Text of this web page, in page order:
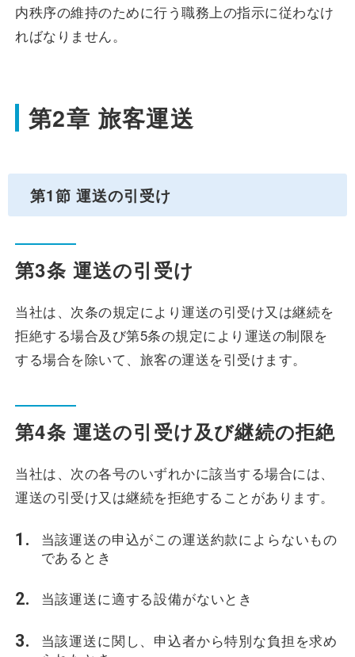
内秩序の維持のために行う職務上の指示に従わなけ
ればなりません。
第2章 旅客運送
第1節 運送の引受け
第3条 運送の引受け
当社は、次条の規定により運送の引受け又は継続を
拒絶する場合及び第5条の規定により運送の制限を
する場合を除いて、旅客の運送を引受けます。
第4条 運送の引受け及び継続の拒絶
当社は、次の各号のいずれかに該当する場合には、
運送の引受け又は継続を拒絶することがあります。
当該運送の申込がこの運送約款によらないもの
であるとき
当該運送に適する設備がないとき
当該運送に関し、申込者から特別な負担を求め